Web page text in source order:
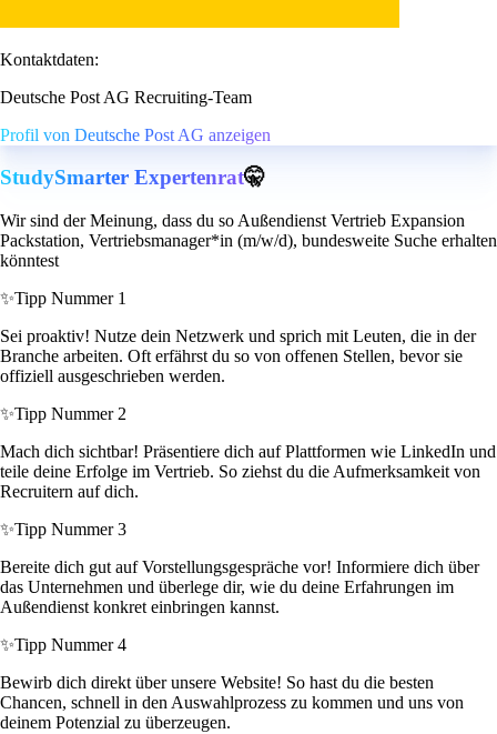
Kontaktdaten:
Deutsche Post AG Recruiting-Team
Profil von Deutsche Post AG anzeigen
StudySmarter Expertenrat🤫
Wir sind der Meinung, dass du so Außendienst Vertrieb Expansion
Packstation, Vertriebsmanager*in (m/w/d), bundesweite Suche erhalten
könntest
✨Tipp Nummer 1
Sei proaktiv! Nutze dein Netzwerk und sprich mit Leuten, die in der
Branche arbeiten. Oft erfährst du so von offenen Stellen, bevor sie
offiziell ausgeschrieben werden.
✨Tipp Nummer 2
Mach dich sichtbar! Präsentiere dich auf Plattformen wie LinkedIn und
teile deine Erfolge im Vertrieb. So ziehst du die Aufmerksamkeit von
Recruitern auf dich.
✨Tipp Nummer 3
Bereite dich gut auf Vorstellungsgespräche vor! Informiere dich über
das Unternehmen und überlege dir, wie du deine Erfahrungen im
Außendienst konkret einbringen kannst.
✨Tipp Nummer 4
Bewirb dich direkt über unsere Website! So hast du die besten
Chancen, schnell in den Auswahlprozess zu kommen und uns von
deinem Potenzial zu überzeugen.